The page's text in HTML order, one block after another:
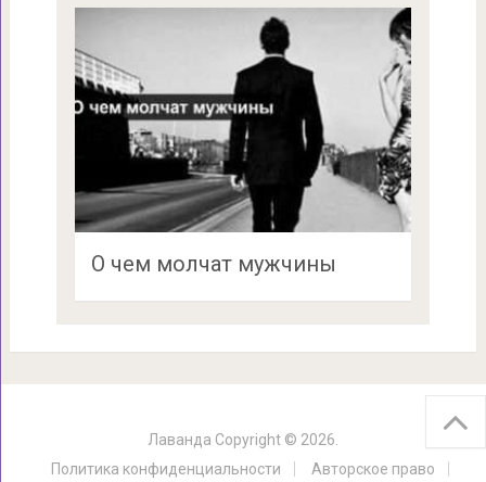
О чем молчат мужчины
Лаванда Copyright © 2026.
Политика конфиденциальности
Авторское право